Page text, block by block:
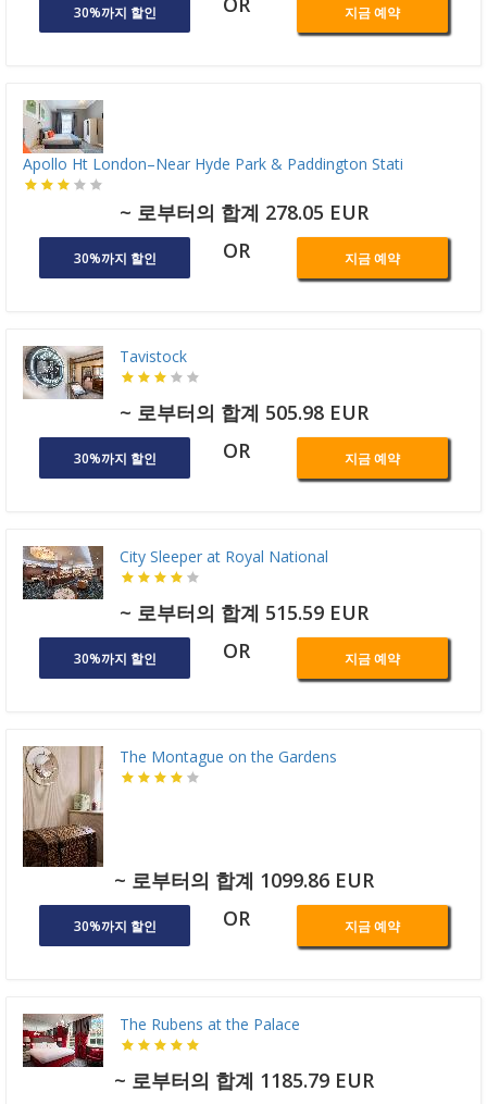
30%까지 할인 지금 예약
Apollo Ht London–Near Hyde Park & Paddington Stati
~ 로부터의 합계 278.05 EUR
30%까지 할인 OR 지금 예약
Tavistock
~ 로부터의 합계 505.98 EUR
30%까지 할인 OR 지금 예약
City Sleeper at Royal National
~ 로부터의 합계 515.59 EUR
30%까지 할인 OR 지금 예약
The Montague on the Gardens
~ 로부터의 합계 1099.86 EUR
30%까지 할인 OR 지금 예약
The Rubens at the Palace
~ 로부터의 합계 1185.79 EUR